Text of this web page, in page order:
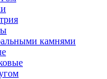
камнями